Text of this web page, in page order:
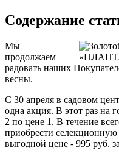
Содержание
Мы
продолжаем
радовать наших
весны.
С 30 апреля в садовом
одна акция. В этот раз на
2 по цене 1. В течение
приобрести
выгодной цене - 995 руб.